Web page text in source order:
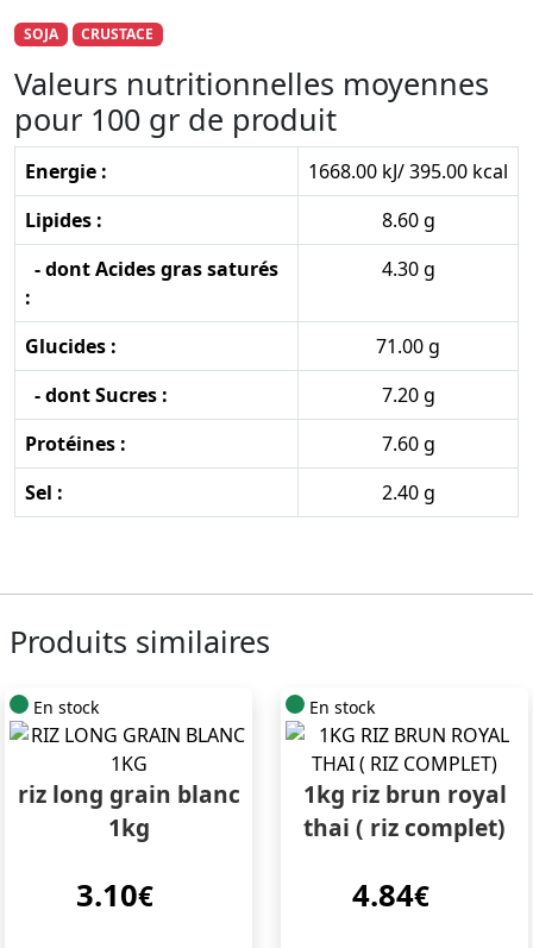
SOJA CRUSTACE
Valeurs nutritionnelles moyennes
pour 100 gr de produit
Energie :
1668.00 kJ/ 395.00 kcal
Lipides :
8.60 g
- dont Acides gras saturés
:
4.30 g
Glucides :
71.00 g
- dont Sucres :
7.20 g
Protéines :
7.60 g
Sel :
2.40 g
Produits similaires
En stock
riz long grain blanc
1kg
3.10€
En stock
1kg riz brun royal
thai ( riz complet)
4.84€